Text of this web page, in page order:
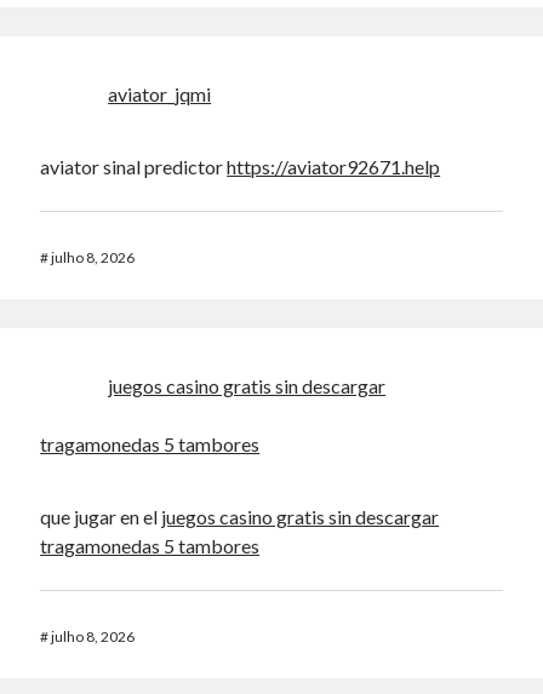
aviator_jqmi
aviator sinal predictorhttps://aviator92671.help
#julho 8, 2026
juegos casino gratis sin descargar
tragamonedas 5 tambores
que jugar en el juegos casino gratis sin descargar
tragamonedas 5 tambores
#julho 8, 2026